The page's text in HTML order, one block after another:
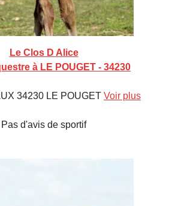
Le Clos D Alice
à LE POUGET - 34230
34230 LE POUGET Voir plus
Pas d'avis de sportif